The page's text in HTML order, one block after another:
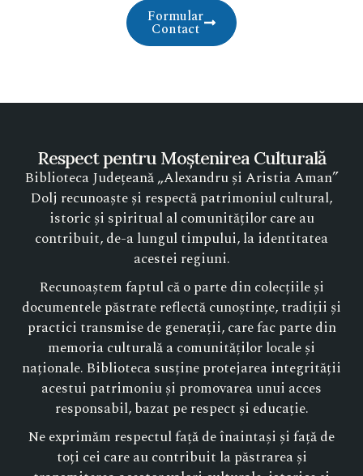
Formular
Contact
Respect pentru Moștenirea Culturală
Biblioteca Județeană „Alexandru și Aristia Aman”
Dolj recunoaște și respectă patrimoniul cultural,
istoric și spiritual al comunităților care au
contribuit, de-a lungul timpului, la identitatea
acestei regiuni.
Recunoaștem faptul că o parte din colecțiile și
documentele păstrate reflectă cunoștințe, tradiții și
practici transmise de generații, care fac parte din
memoria culturală a comunităților locale și
naționale. Biblioteca susține protejarea integrității
acestui patrimoniu și promovarea unui acces
responsabil, bazat pe respect și educație.
Ne exprimăm respectul față de înaintași și față de
toți cei care au contribuit la păstrarea și